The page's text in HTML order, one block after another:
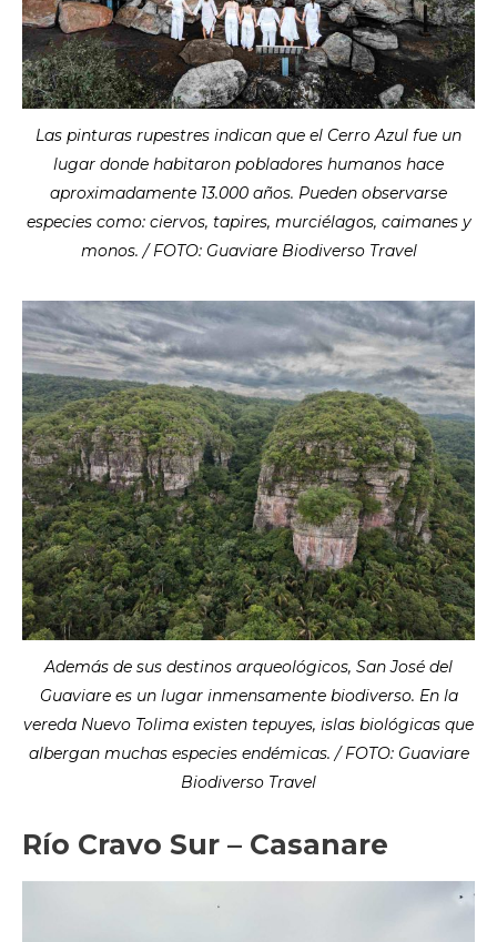
Las pinturas rupestres indican que el Cerro Azul fue un
lugar donde habitaron pobladores humanos hace
aproximadamente 13.000 años. Pueden observarse
especies como: ciervos, tapires, murciélagos, caimanes y
monos. / FOTO: Guaviare Biodiverso Travel
Además de sus destinos arqueológicos, San José del
Guaviare es un lugar inmensamente biodiverso. En la
vereda Nuevo Tolima existen tepuyes, islas biológicas que
albergan muchas especies endémicas. / FOTO: Guaviare
Biodiverso Travel
Río Cravo Sur – Casanare